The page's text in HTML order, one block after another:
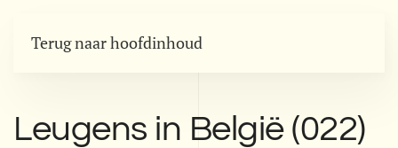
Terug naar hoofdinhoud
Leugens in België (022)